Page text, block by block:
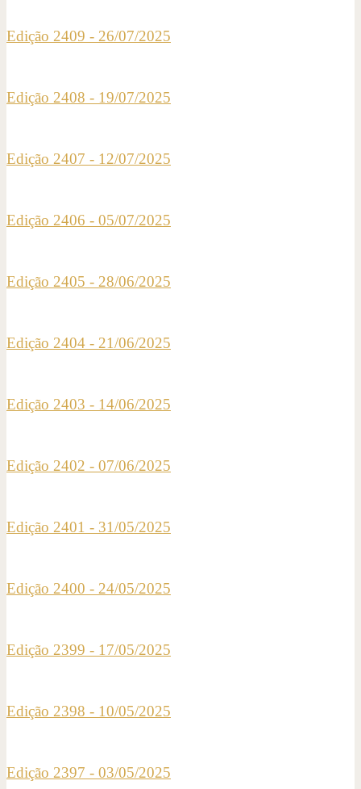
Edição 2409 - 26/07/2025
Edição 2408 - 19/07/2025
Edição 2407 - 12/07/2025
Edição 2406 - 05/07/2025
Edição 2405 - 28/06/2025
Edição 2404 - 21/06/2025
Edição 2403 - 14/06/2025
Edição 2402 - 07/06/2025
Edição 2401 - 31/05/2025
Edição 2400 - 24/05/2025
Edição 2399 - 17/05/2025
Edição 2398 - 10/05/2025
Edição 2397 - 03/05/2025